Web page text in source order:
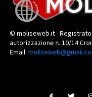
© moliseweb.it -
autorizzazione n. 10/14
Email: